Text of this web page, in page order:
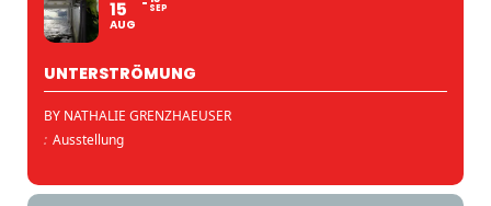
15
AUG
SEP
UNTERSTRÖMUNG
BY NATHALIE GRENZHAEUSER
: Ausstellung